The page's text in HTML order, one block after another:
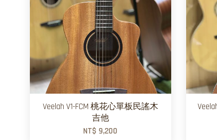
Veelah V1-FCM 桃花心單板民謠木
吉他
NT$ 9,200